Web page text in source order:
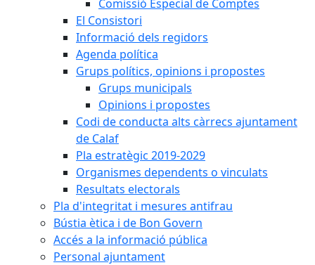
Comissió Especial de Comptes
El Consistori
Informació dels regidors
Agenda política
Grups polítics, opinions i propostes
Grups municipals
Opinions i propostes
Codi de conducta alts càrrecs ajuntament
de Calaf
Pla estratègic 2019-2029
Organismes dependents o vinculats
Resultats electorals
Pla d'integritat i mesures antifrau
Bústia ètica i de Bon Govern
Accés a la informació pública
Personal ajuntament